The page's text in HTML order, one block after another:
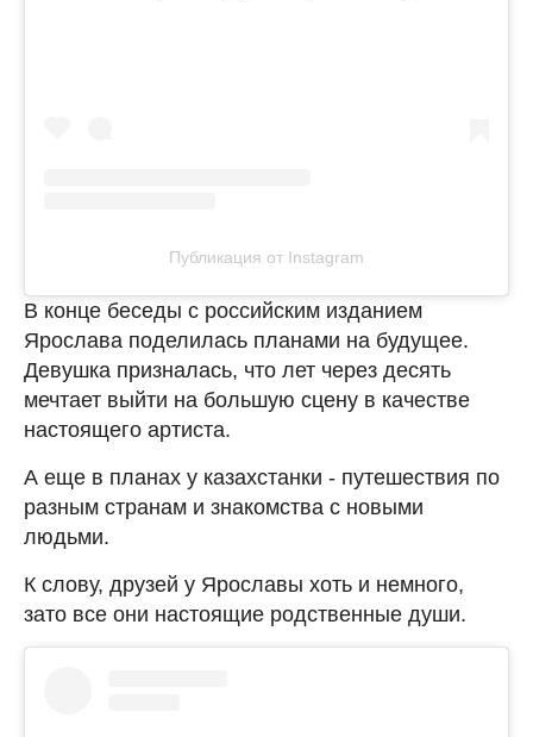
Публикация от Instagram
В конце беседы с российским изданием
Ярослава поделилась планами на будущее.
Девушка призналась, что лет через десять
мечтает выйти на большую сцену в качестве
настоящего артиста.
А еще в планах у казахстанки - путешествия по
разным странам и знакомства с новыми
людьми.
К слову, друзей у Ярославы хоть и немного,
зато все они настоящие родственные души.